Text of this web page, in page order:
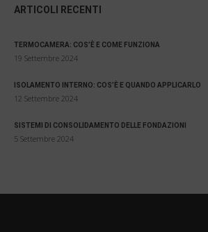
ARTICOLI RECENTI
TERMOCAMERA: COS’È E COME FUNZIONA
19 Settembre 2024
ISOLAMENTO INTERNO: COS’È E QUANDO APPLICARLO
12 Settembre 2024
SISTEMI DI CONSOLIDAMENTO DELLE FONDAZIONI
5 Settembre 2024